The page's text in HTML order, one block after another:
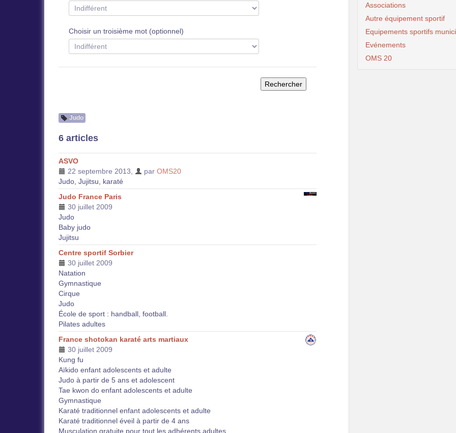
Choisir un troisième mot (optionnel)
Judo
6 articles
ASVO
22 septembre 2013
par OMS20
Judo, Jujitsu, karaté
Judo France Paris
30 juillet 2009
Judo
Baby judo
Jujitsu
Centre sportif Sorbier
30 juillet 2009
Natation
Gymnastique
Cirque
Judo
École de sport : handball, football.
Pilates adultes
France shotokan karaté arts martiaux
30 juillet 2009
Kung fu
Aïkido enfant adolescents et adulte
Judo à partir de 5 ans et adolescent
Tae kwon do enfant adolescents et adulte
Gymnastique
Karaté traditionnel enfant adolescents et adulte
Karaté traditionnel éveil à partir de 4 ans
Musculation gratuite pour tout les adhérents adultes.
Associations
Autre équipement sportif
Equipements sportifs
Evénements
OMS 20